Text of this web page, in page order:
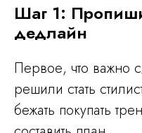
Шаг 1:
дедлайн
Первое, что важно
решили стать
бежать покупать